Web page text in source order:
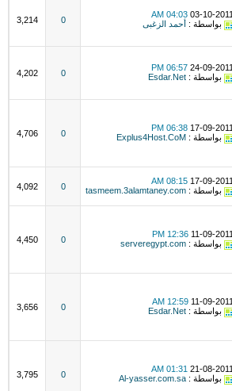
03-10-2011
04:03 AM
بواسطة :
أحمد الزغبى 0
3,214
24-09-2011
06:57 PM
بواسطة : Esdar.Net
0
4,202
17-09-2011
06:38 PM
بواسطة : Explus4Host.CoM
0
4,706
17-09-2011
08:15 AM
بواسطة : tasmeem.3alamtaney.com
0
4,092
11-09-2011
12:36 PM
بواسطة : serveregypt.com
0
4,450
11-09-2011
12:59 AM
بواسطة : Esdar.Net
0
3,656
21-08-2011
01:31 AM
بواسطة : Al-yasser.com.sa
0
3,795